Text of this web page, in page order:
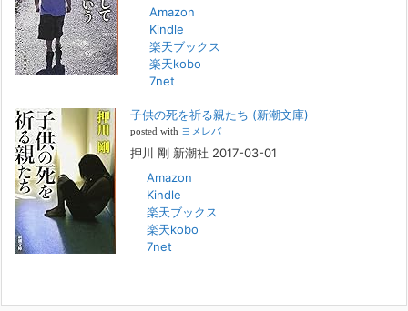
FBS福岡放送『目撃者f』出演情報
2022年2月27日
本日（日曜）深夜1時25分～FBS福岡放送『目撃者f』で、（株）トキワ
されます。「俺がつなげてやる～コワモテ“説得屋”の生き様～」続きを
[...]
人と“直接”向き合うことの価値
2022年1月14日
2022年になりました。すでに言い尽くされていることではありますが、
コロナ禍は、日々の生活や生き方そのものを考える機会となりました。
Amazon
Kindle
楽天ブックス
楽天kobo
7net
子供の死を祈る親たち (新潮文庫)
posted with ヨメレバ
押川 剛 新潮社 2017-03-01
Amazon
Kindle
楽天ブックス
楽天kobo
7net